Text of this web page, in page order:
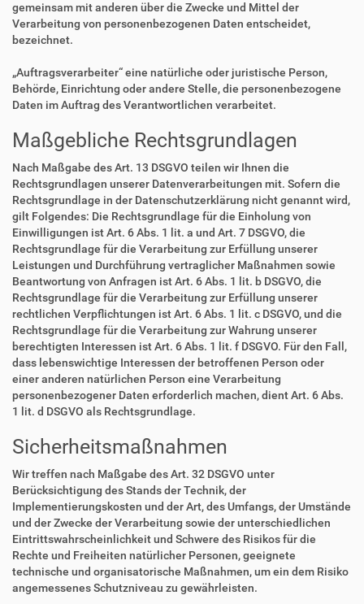
gemeinsam mit anderen über die Zwecke und Mittel der
Verarbeitung von personenbezogenen Daten entscheidet,
bezeichnet.
„Auftragsverarbeiter“ eine natürliche oder juristische Person,
Behörde, Einrichtung oder andere Stelle, die personenbezogene
Daten im Auftrag des Verantwortlichen verarbeitet.
Maßgebliche Rechtsgrundlagen
Nach Maßgabe des Art. 13 DSGVO teilen wir Ihnen die
Rechtsgrundlagen unserer Datenverarbeitungen mit. Sofern die
Rechtsgrundlage in der Datenschutzerklärung nicht genannt wird,
gilt Folgendes: Die Rechtsgrundlage für die Einholung von
Einwilligungen ist Art. 6 Abs. 1 lit. a und Art. 7 DSGVO, die
Rechtsgrundlage für die Verarbeitung zur Erfüllung unserer
Leistungen und Durchführung vertraglicher Maßnahmen sowie
Beantwortung von Anfragen ist Art. 6 Abs. 1 lit. b DSGVO, die
Rechtsgrundlage für die Verarbeitung zur Erfüllung unserer
rechtlichen Verpflichtungen ist Art. 6 Abs. 1 lit. c DSGVO, und die
Rechtsgrundlage für die Verarbeitung zur Wahrung unserer
berechtigten Interessen ist Art. 6 Abs. 1 lit. f DSGVO. Für den Fall,
dass lebenswichtige Interessen der betroffenen Person oder
einer anderen natürlichen Person eine Verarbeitung
personenbezogener Daten erforderlich machen, dient Art. 6 Abs.
1 lit. d DSGVO als Rechtsgrundlage.
Sicherheitsmaßnahmen
Wir treffen nach Maßgabe des Art. 32 DSGVO unter
Berücksichtigung des Stands der Technik, der
Implementierungskosten und der Art, des Umfangs, der Umstände
und der Zwecke der Verarbeitung sowie der unterschiedlichen
Eintrittswahrscheinlichkeit und Schwere des Risikos für die
Rechte und Freiheiten natürlicher Personen, geeignete
technische und organisatorische Maßnahmen, um ein dem Risiko
angemessenes Schutzniveau zu gewährleisten.